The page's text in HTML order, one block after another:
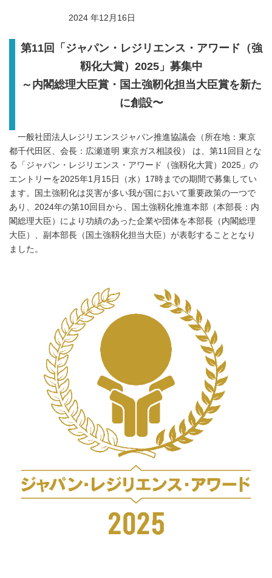
2024 年12月16日
第11回「ジャパン・レジリエンス・アワード（強
靱化大賞）2025」募集中
～内閣総理大臣賞・国土強靭化担当大臣賞を新た
に創設〜
一般社団法人レジリエンスジャパン推進協議会（所在地：東京
都千代田区、会長：広瀬道明 東京ガス相談役） は、第11回目とな
る「ジャパン・レジリエンス・アワード（強靱化大賞）2025」の
エントリーを2025年1月15日（水）17時までの期間で募集してい
ます。国土強靭化は災害が多い我が国において重要政策の一つで
あり、2024年の第10回目から、国土強靱化推進本部（本部長：内
閣総理大臣）により功績のあった企業や団体を本部長（内閣総理
大臣）、副本部長（国土強靱化担当大臣）が表彰することとなり
ました。